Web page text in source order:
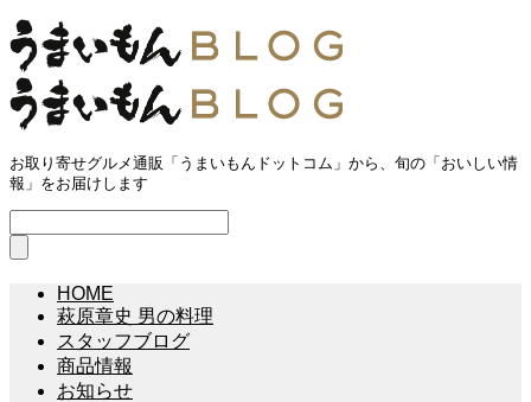
お取り寄せグルメ通販「うまいもんドットコム」から、旬の「おいしい情
報」をお届けします
HOME
萩原章史 男の料理
スタッフブログ
商品情報
お知らせ